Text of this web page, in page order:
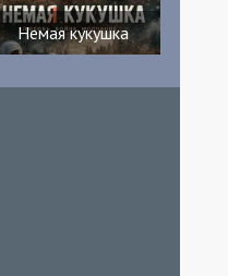
Ewan Linzy Luu Bryce
Jalen Olomu-
Matilda Carroll
Немая кукушка